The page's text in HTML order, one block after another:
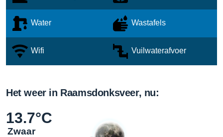
Water Wastafels
Wifi Vuilwaterafvoer
Het weer in Raamsdonksveer, nu:
13.7°C
Zwaar